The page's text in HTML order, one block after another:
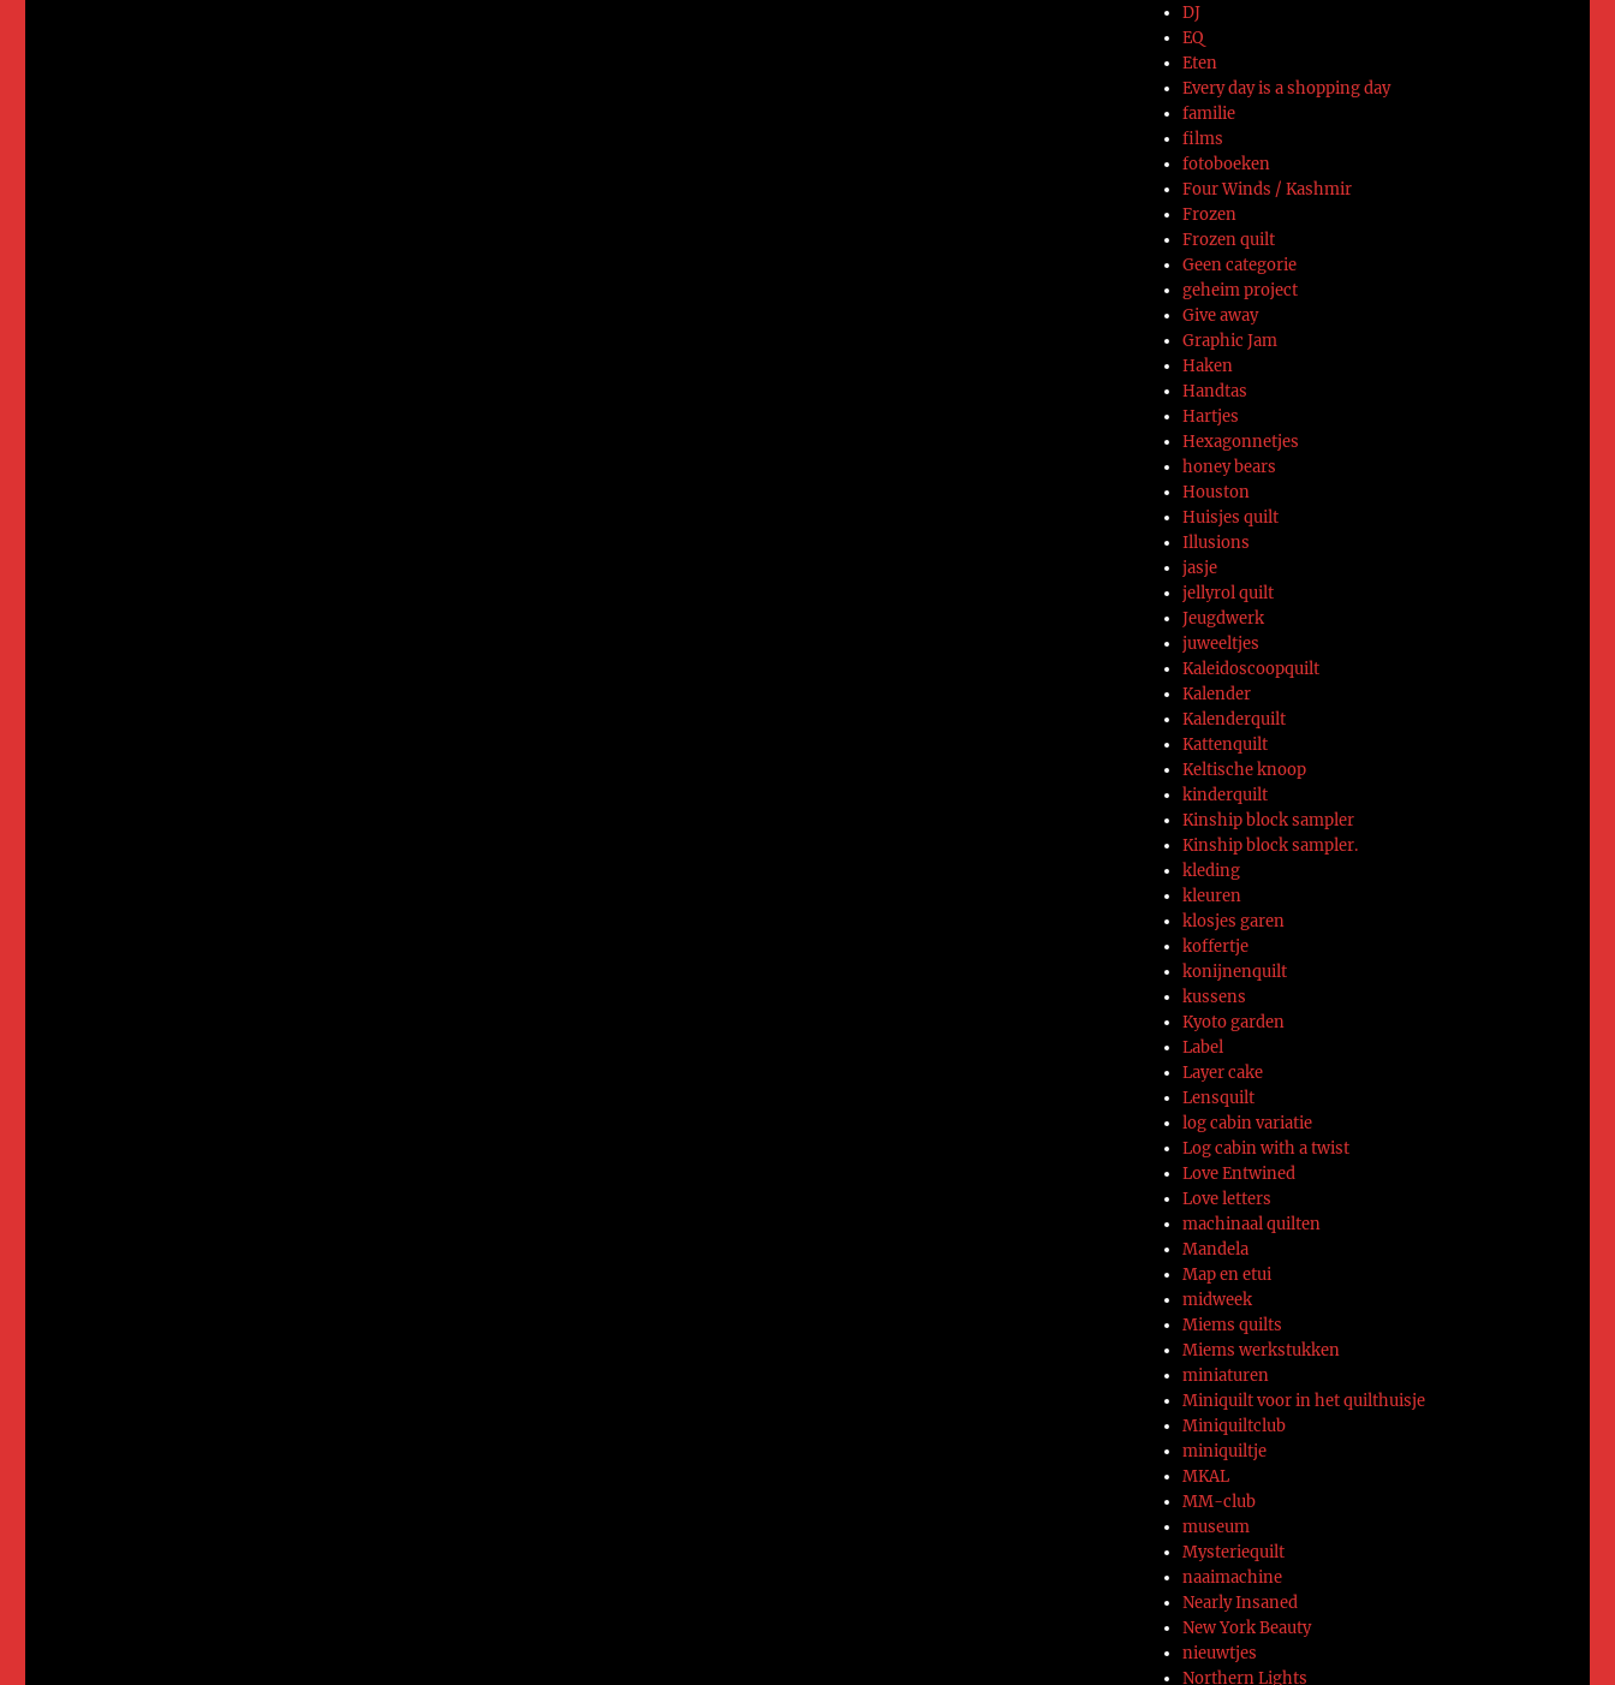
DJ
EQ
Eten
Every day is a shopping day
familie
films
fotoboeken
Four Winds / Kashmir
Frozen
Frozen quilt
Geen categorie
geheim project
Give away
Graphic Jam
Haken
Handtas
Hartjes
Hexagonnetjes
honey bears
Houston
Huisjes quilt
Illusions
jasje
jellyrol quilt
Jeugdwerk
juweeltjes
Kaleidoscoopquilt
Kalender
Kalenderquilt
Kattenquilt
Keltische knoop
kinderquilt
Kinship block sampler
Kinship block sampler.
kleding
kleuren
klosjes garen
koffertje
konijnenquilt
kussens
Kyoto garden
Label
Layer cake
Lensquilt
log cabin variatie
Log cabin with a twist
Love Entwined
Love letters
machinaal quilten
Mandela
Map en etui
midweek
Miems quilts
Miems werkstukken
miniaturen
Miniquilt voor in het quilthuisje
Miniquiltclub
miniquiltje
MKAL
MM-club
museum
Mysteriequilt
naaimachine
Nearly Insaned
New York Beauty
nieuwtjes
Northern Lights